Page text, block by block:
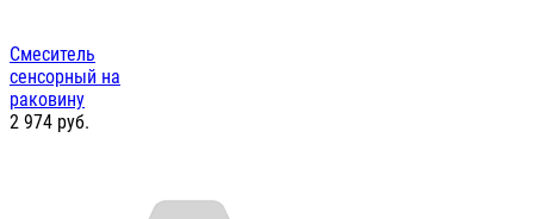
Смеситель
сенсорный на
раковину
2 974 руб.